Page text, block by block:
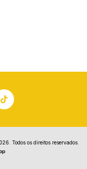
Todos os direitos reservados.